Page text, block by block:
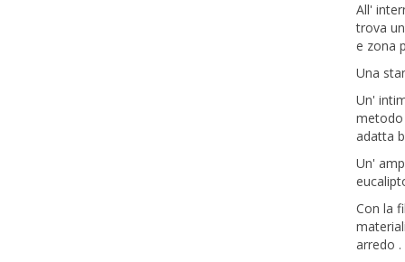
All'
trova
e zona
Una
Un'
metodo
adatta
Un'
Con la
arredo .